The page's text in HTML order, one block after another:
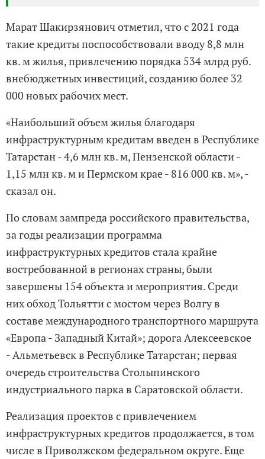
Марат Шакирзянович отметил, что с 2021 года
такие кредиты поспособствовали вводу 8,8 млн
кв. м жилья, привлечению порядка 534 млрд руб.
внебюджетных инвестиций, созданию более 32
000 новых рабочих мест.
«Наибольший объем жилья благодаря
инфраструктурным кредитам введен в Республике
Татарстан - 4,6 млн кв. м, Пензенской области -
1,15 млн кв. м и Пермском крае - 816 000 кв. м», -
сказал он.
По словам зампреда российского правительства,
за годы реализации программа
инфраструктурных кредитов стала крайне
востребованной в регионах страны, были
завершены 154 объекта и мероприятия. Среди
них обход Тольятти с мостом через Волгу в
составе международного транспортного маршрута
«Европа - Западный Китай»; дорога Алексеевское
- Альметьевск в Республике Татарстан; первая
очередь строительства Столыпинского
индустриального парка в Саратовской области.
Реализация проектов с привлечением
инфраструктурных кредитов продолжается, в том
числе в Приволжском федеральном округе. Еще